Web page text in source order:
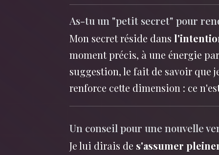
As-tu un "petit secret" pour
Mon secret réside dans
moment précis, à une énergie
suggestion, le fait de savoir que
renforce cette dimension : ce
Un conseil pour une nouvelle
Je lui dirais de s'assumer